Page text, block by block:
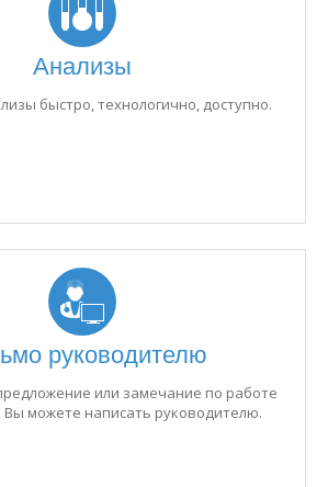
Анализы
быстро, технологично, доступно.
руководителю
или замечание по работе
можете написать руководителю.